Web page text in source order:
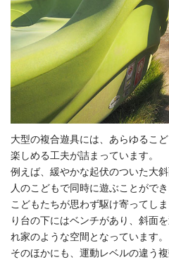
大型の複合遊具には、あらゆるこ
楽しめる工夫が詰まっています。
例えば、緩やかな起伏のついた大
人のこどもで同時に遊ぶことがで
こどもたちが思わず駆け寄ってし
り台の下にはベンチがあり、斜面
れ家のような空間となっています。
そのほかにも、運動レベルの違う